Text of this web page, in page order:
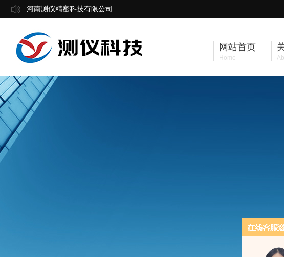
河南测仪精密科技有限公司
网站首页
Home